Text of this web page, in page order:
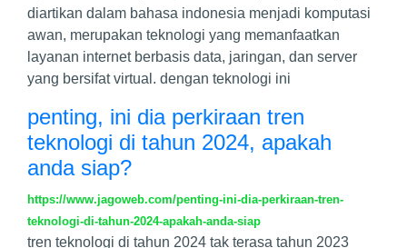
diartikan dalam bahasa indonesia menjadi komputasi
awan, merupakan teknologi yang memanfaatkan
layanan internet berbasis data, jaringan, dan server
yang bersifat virtual. dengan teknologi ini
penting, ini dia perkiraan tren
teknologi di tahun 2024, apakah
anda siap?
https://www.jagoweb.com/penting-ini-dia-perkiraan-tren-
teknologi-di-tahun-2024-apakah-anda-siap
tren teknologi di tahun 2024 tak terasa tahun 2023